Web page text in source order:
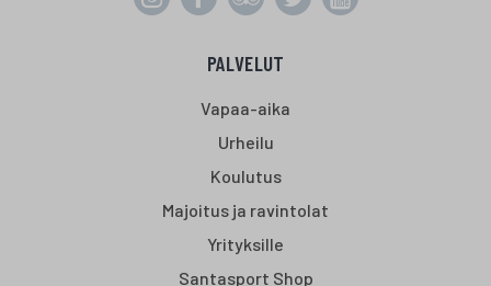
PALVELUT
Vapaa-aika
Urheilu
Koulutus
Majoitus ja ravintolat
Yrityksille
Santasport Shop